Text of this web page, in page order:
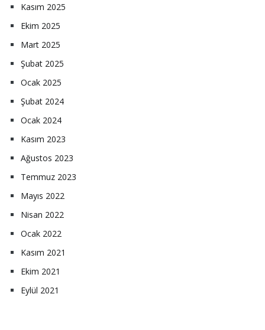
Kasım 2025
Ekim 2025
Mart 2025
Şubat 2025
Ocak 2025
Şubat 2024
Ocak 2024
Kasım 2023
Ağustos 2023
Temmuz 2023
Mayıs 2022
Nisan 2022
Ocak 2022
Kasım 2021
Ekim 2021
Eylül 2021